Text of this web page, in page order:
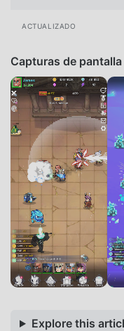
ACTUALIZADO
Capturas de pantalla
Explore this